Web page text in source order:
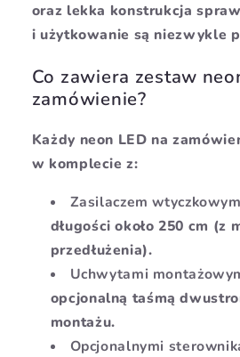
oraz lekka konstrukcja
i użytkowanie są niezwykle
Co zawiera zestaw
zamówienie?
Każdy neon LED na
w komplecie z:
Zasilaczem wtyczkowym
długości około 250 cm (z
przedłużenia).
Uchwytami
opcjonalną taśmą
montażu.
Opcjonalnymi